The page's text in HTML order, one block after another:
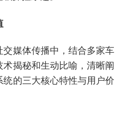
媒体传播中，结合多家车
揭秘和生动比喻，清晰阐
的三大核心特性与用户价